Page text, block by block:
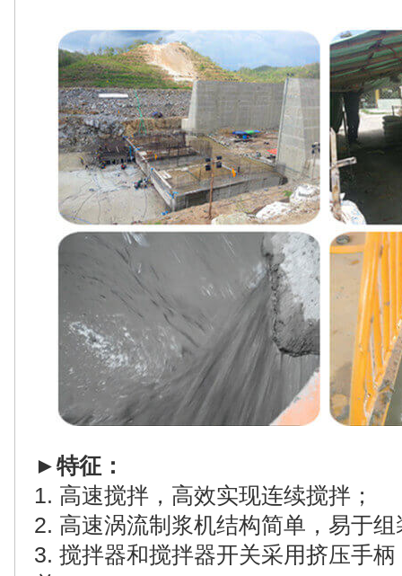
►特征：
1. 高速搅拌，高效实现连续搅拌；
2. 高速涡流制浆机结构简单，易于组
3. 搅拌器和搅拌器开关采用挤压手